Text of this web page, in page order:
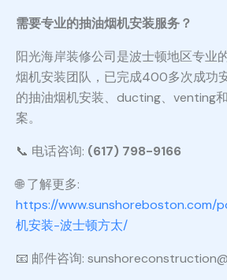
需要专业的抽油烟机安装服务？
阳光海岸装修公司是波士顿地区专业
烟机安装团队，已完成400多次成功
的抽油烟机安装、ducting、venting
案。
📞 电话咨询: (617) 798-9166
🌐 了解更多:
https://www.sunshoreboston.com/
机安装-波士顿方太/
📧 邮件咨询: